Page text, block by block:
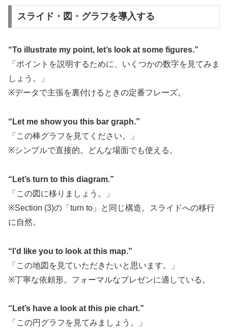
スライド・図・グラフを導入する
“To illustrate my point, let’s look at some figures.”
「ポイントを説明するために、いくつかの数字を見てみま
しょう。」
※データで主張を裏付けるときの定番フレーズ。
“Let me show you this bar graph.”
「この棒グラフを見てください。」
※シンプルで直接的。どんな場面でも使える。
“Let’s turn to this diagram.”
「この図に移りましょう。」
※Section (3)の「turn to」と同じ構造。スライドへの移行
に自然。
“I’d like you to look at this map.”
「この地図を見ていただきたいと思います。」
※丁寧な依頼形。フォーマルなプレゼンに適している。
“Let’s have a look at this pie chart.”
「この円グラフを見てみましょう。」